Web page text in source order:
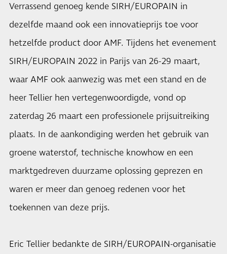
Verrassend genoeg kende SIRH/EUROPAIN in
dezelfde maand ook een innovatieprijs toe voor
hetzelfde product door AMF. Tijdens het evenement
SIRH/EUROPAIN 2022 in Parijs van 26-29 maart,
waar AMF ook aanwezig was met een stand en de
heer Tellier hen vertegenwoordigde, vond op
zaterdag 26 maart een professionele prijsuitreiking
plaats. In de aankondiging werden het gebruik van
groene waterstof, technische knowhow en een
marktgedreven duurzame oplossing geprezen en
waren er meer dan genoeg redenen voor het
toekennen van deze prijs.
Eric Tellier bedankte de SIRH/EUROPAIN-organisatie